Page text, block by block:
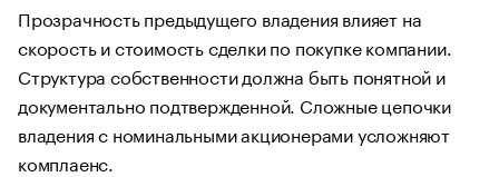
Прозрачность предыдущего владения влияет на
скорость и стоимость сделки по покупке компании.
Структура собственности должна быть понятной и
документально подтвержденной. Сложные цепочки
владения с номинальными акционерами усложняют
комплаенс.